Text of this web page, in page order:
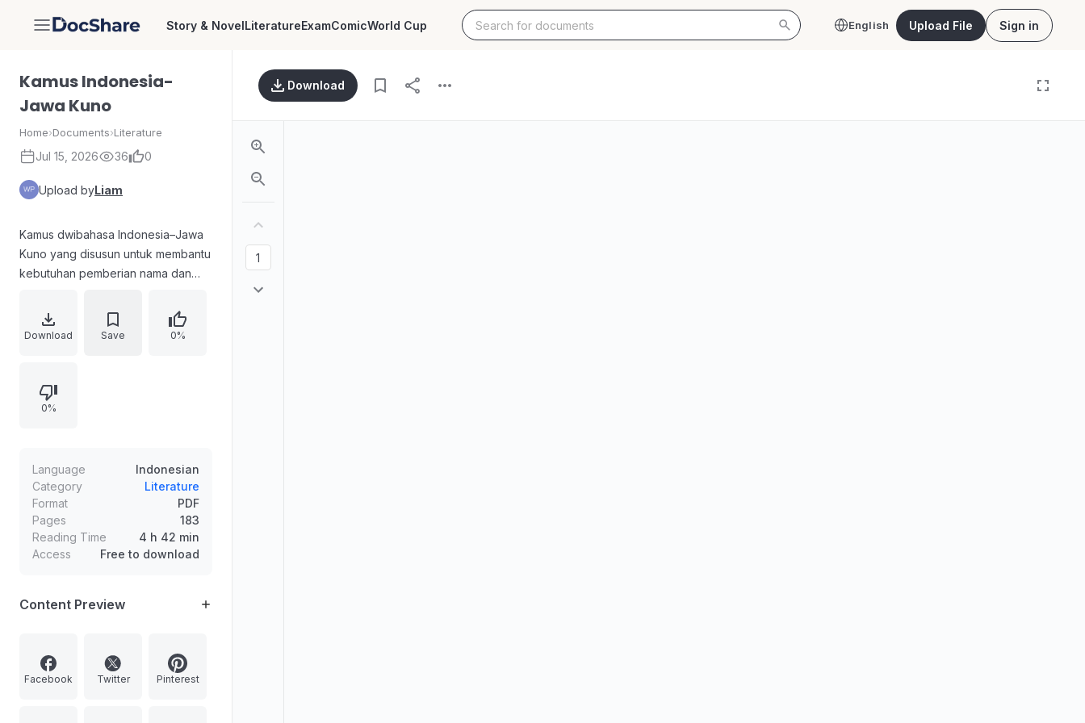
DocShare Story & NovelLiteratureExamComicWorld Cup English Upload File Sign in
Kamus Indonesia-
Jawa Kuno
Home›Documents›Literature
Jul 15, 2026 36 0
Upload byLiam
Kamus dwibahasa Indonesia–Jawa
Kuno yang disusun untuk membantu
kebutuhan pemberian nama dan
mengetahui kata/istilah Jawa Kuno
atau Kawi bagi benda, hal, dan
penyusunan, metode penyajian
entri tanpa penekanan label asal
tanda baca serta simbol (titik, koma,
tilde, tanda sandi, dan tanda pisah).
Download Save 0%
0%
Language
Indonesian
Category
Literature
Format
PDF
Pages
183
Reading Time
4 h 42 min
Access
Free to download
Content Preview
Facebook Twitter Pinterest
Download